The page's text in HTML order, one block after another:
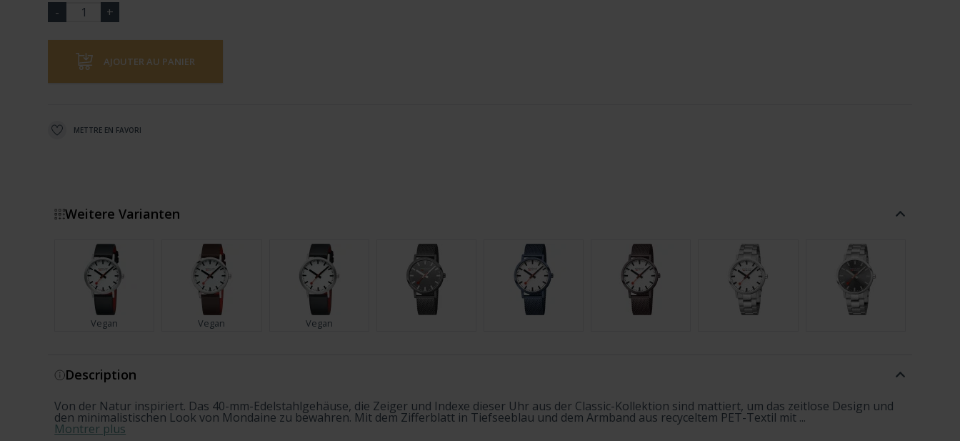
AJOUTER AU PANIER
METTRE EN FAVORI
Weitere Varianten
Vegan Vegan Vegan
Description
Von der Natur inspiriert. Das 40-mm-Edelstahlgehäuse, die Zeiger und Indexe dieser Uhr aus der Classic-Kollektion sind mattiert, um das zeitlose Design und
den minimalistischen Look von Mondaine zu bewahren. Mit dem Zifferblatt in Tiefseeblau und dem Armband aus recyceltem PET-Textil mit ...
Montrer plus